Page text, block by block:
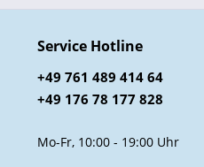
Service Hotline
+49 761 489 414 64
+49 176 78 177 828
Mo-Fr, 10:00 - 19:00 Uhr